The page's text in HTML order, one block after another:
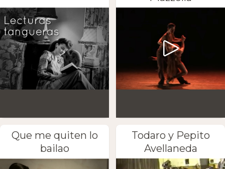
Que me quiten lo
bailao
Todaro y Pepito
Avellaneda